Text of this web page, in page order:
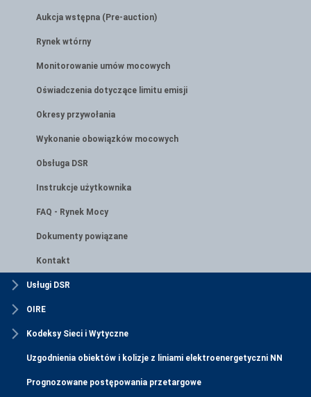
Aukcja wstępna (Pre-auction)
Rynek wtórny
Monitorowanie umów mocowych
Oświadczenia dotyczące limitu emisji
Okresy przywołania
Wykonanie obowiązków mocowych
Obsługa DSR
Instrukcje użytkownika
FAQ - Rynek Mocy
Dokumenty powiązane
Kontakt
Usługi DSR
OIRE
Kodeksy Sieci i Wytyczne
Uzgodnienia obiektów i kolizje z liniami elektroenergetyczni NN
Prognozowane postępowania przetargowe